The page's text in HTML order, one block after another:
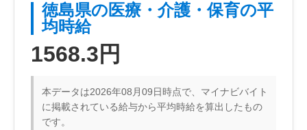
徳島県の医療・介護・保育の平
均時給
1568.3円
本データは2026年08月09日時点で、マイナビバイト
に掲載されている給与から平均時給を算出したもの
です。